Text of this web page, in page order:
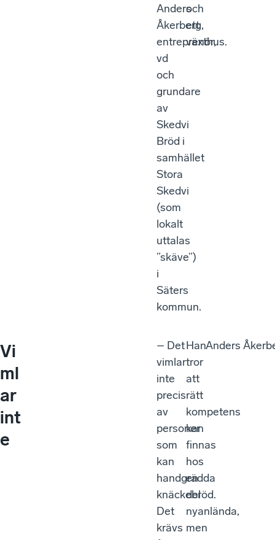
Anders
Åkerberg,
entreprenör,
vd
och
grundare
av
Skedvi
Bröd i
samhället
Stora
Skedvi
(som
lokalt
uttalas
”skäve”)
i
Säters
kommun.
och
ett
växthus.
Vi
ml
ar
int
e
– Det
vimlar
inte
precis
av
personer
som
kan
handgrädda
knäckebröd.
Det
krävs
Han
tror
att
rätt
kompetens
kan
finnas
hos
en
del
nyanlända,
men
Anders